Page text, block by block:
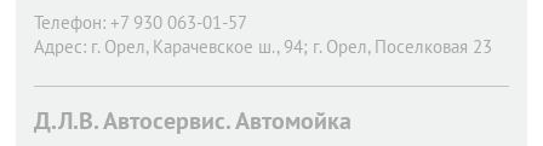
Телефон: +7 930 063-01-57
Адрес: г. Орел, Карачевское ш., 94; г. Орел, Поселковая 23
Д.Л.В. Автосервис. Автомойка